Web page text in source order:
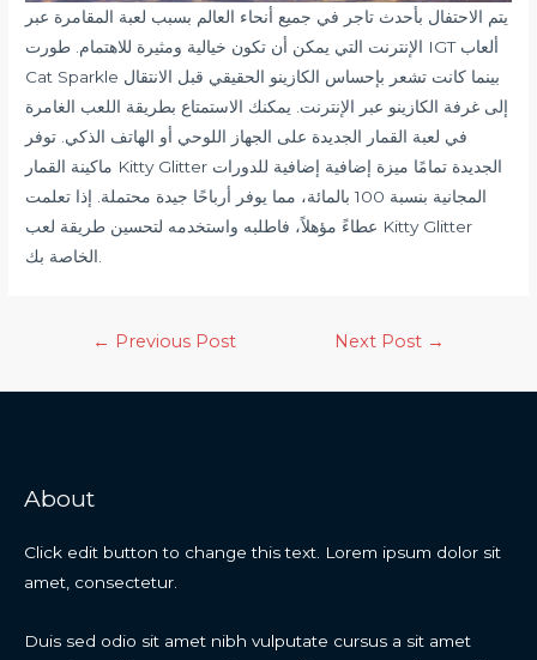
يتم الاحتفال بأحدث تاجر في جميع أنحاء العالم بسبب لعبة المقامرة عبر
الإنترنت التي يمكن أن تكون خيالية ومثيرة للاهتمام. طورت IGT ألعاب
Cat Sparkle بينما كانت تشعر بإحساس الكازينو الحقيقي قبل الانتقال
إلى غرفة الكازينو عبر الإنترنت. يمكنك الاستمتاع بطريقة اللعب الغامرة
في لعبة القمار الجديدة على الجهاز اللوحي أو الهاتف الذكي. توفر
ماكينة القمار Kitty Glitter الجديدة تمامًا ميزة إضافية إضافية للدورات
المجانية بنسبة 100 بالمائة، مما يوفر أرباحًا جيدة محتملة. إذا تعلمت
عطاءً مؤهلاً، فاطلبه واستخدمه لتحسين طريقة لعب Kitty Glitter
← Previous Post Next Post →
About
Click edit button to change this text. Lorem ipsum dolor sit
amet, consectetur.
Duis sed odio sit amet nibh vulputate cursus a sit amet